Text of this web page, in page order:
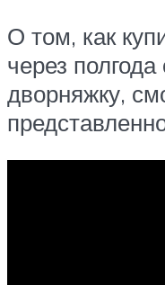
О том, как
через
дворняжку,